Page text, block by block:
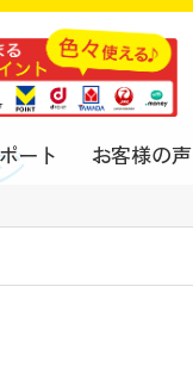
ート お客様の声